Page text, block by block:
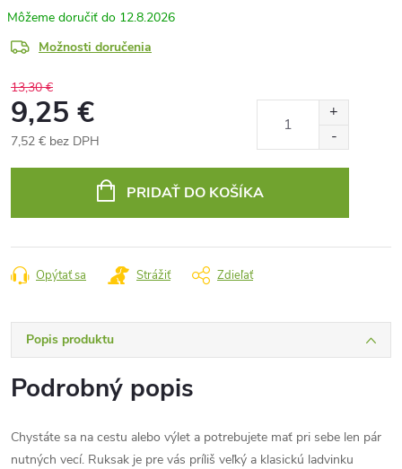
12.8.2026
Možnosti doručenia
13,30 €
9,25 €
7,52 € bez DPH
PRIDAŤ DO KOŠÍKA
Opýtať sa Strážiť Zdieľať
Popis produktu
Podrobný popis
Chystáte sa na cestu alebo výlet a potrebujete mať pri sebe len pár
nutných vecí. Ruksak je pre vás príliš veľký a klasickú ladvinku